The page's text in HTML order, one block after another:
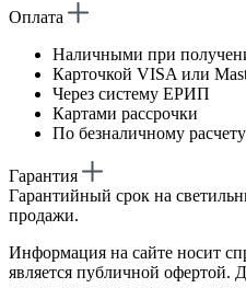
Оплата
Наличными при
Карточкой VISA или
Через систему ЕРИП
Картами рассрочки
По безналичному расчету
Гарантия
Гарантийный срок на
продажи.
Информация на сайте носит
является публичной офертой.